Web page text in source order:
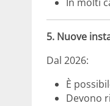
5. Nuove
Dal 2026:
È
Devono